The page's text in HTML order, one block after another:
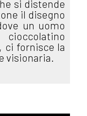
si distende
il disegno
un uomo
ci fornisce la
visionaria.